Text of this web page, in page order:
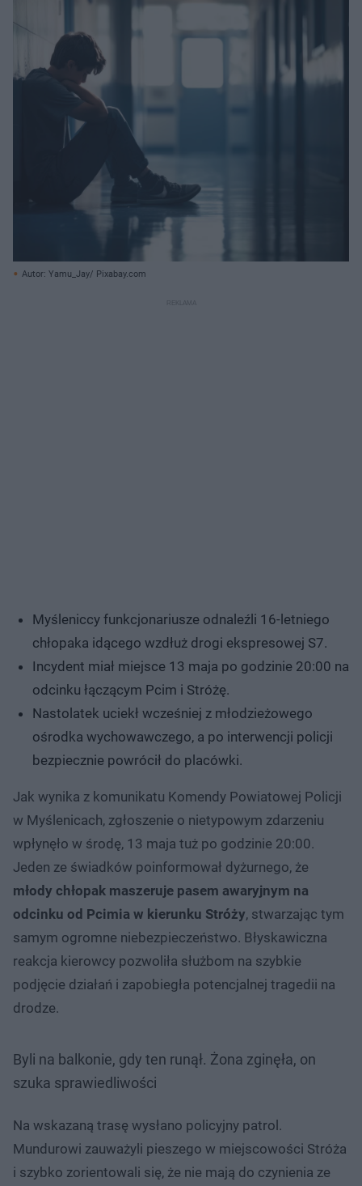
Autor: Yamu_Jay/ Pixabay.com
Myśleniccy funkcjonariusze odnaleźli 16-letniego
chłopaka idącego wzdłuż drogi ekspresowej S7.
Incydent miał miejsce 13 maja po godzinie 20:00 na
odcinku łączącym Pcim i Stróżę.
Nastolatek uciekł wcześniej z młodzieżowego
ośrodka wychowawczego, a po interwencji policji
bezpiecznie powrócił do placówki.
Jak wynika z komunikatu Komendy Powiatowej Policji
w Myślenicach, zgłoszenie o nietypowym zdarzeniu
wpłynęło w środę, 13 maja tuż po godzinie 20:00.
Jeden ze świadków poinformował dyżurnego, że
młody chłopak maszeruje pasem awaryjnym na
odcinku od Pcimia w kierunku Stróży, stwarzając tym
samym ogromne niebezpieczeństwo. Błyskawiczna
reakcja kierowcy pozwoliła służbom na szybkie
podjęcie działań i zapobiegła potencjalnej tragedii na
drodze.
Byli na balkonie, gdy ten runął. Żona zginęła, on
szuka sprawiedliwości
Na wskazaną trasę wysłano policyjny patrol.
Mundurowi zauważyli pieszego w miejscowości Stróża
i szybko zorientowali się, że nie mają do czynienia ze